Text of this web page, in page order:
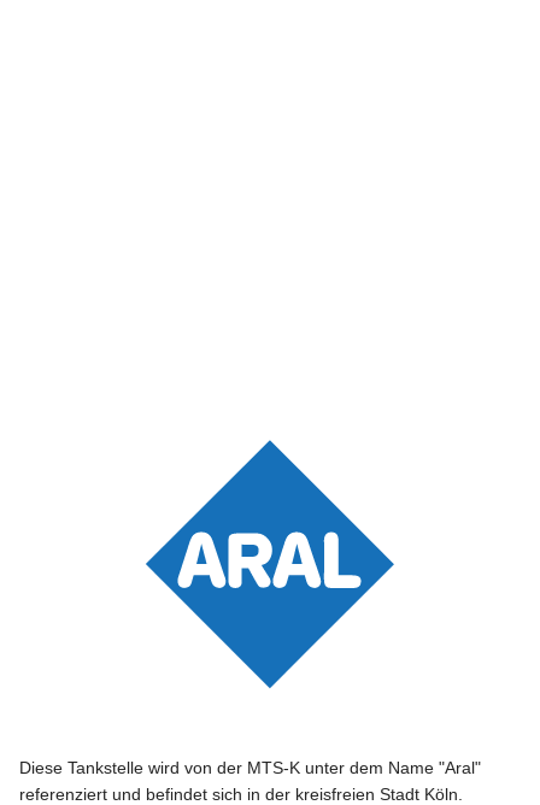
Diese Tankstelle wird von der MTS-K unter dem Name "Aral"
referenziert und befindet sich in der kreisfreien Stadt Köln.